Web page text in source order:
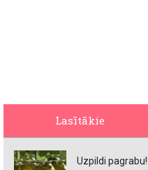
Lasītākie
Uzpildi